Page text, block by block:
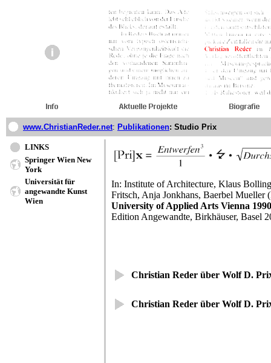
www.ChristianReder.net: Publikationen: Studio Prix
LINKS
Springer Wien New
York
Universität für
angewandte Kunst
Wien
In: Institute of Architecture, Klaus
Fritsch, Anja Jonkhans, Baerbel Mueller
University of Applied Arts Vienna
Edition Angewandte, Birkhäuser, Basel
Christian Reder über Wolf D.
Christian Reder über Wolf D.